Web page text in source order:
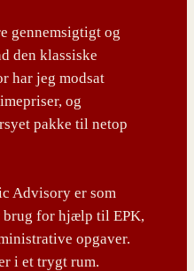
gennemsigtigt og
den klassiske
har jeg modsat
og
pakke til netop
Advisory er som
for hjælp til EPK,
opgaver.
i et trygt rum.